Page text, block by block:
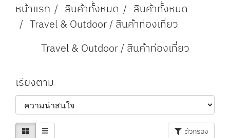
หน้าแรก สินค้าทั้งหมด
สินค้าทั้งหมด
Travel & Outdoor / สินค้าท่องเที่ยว
Travel & Outdoor / สินค้าท่องเที่ยว
เรียงตาม
ตัวกรอง